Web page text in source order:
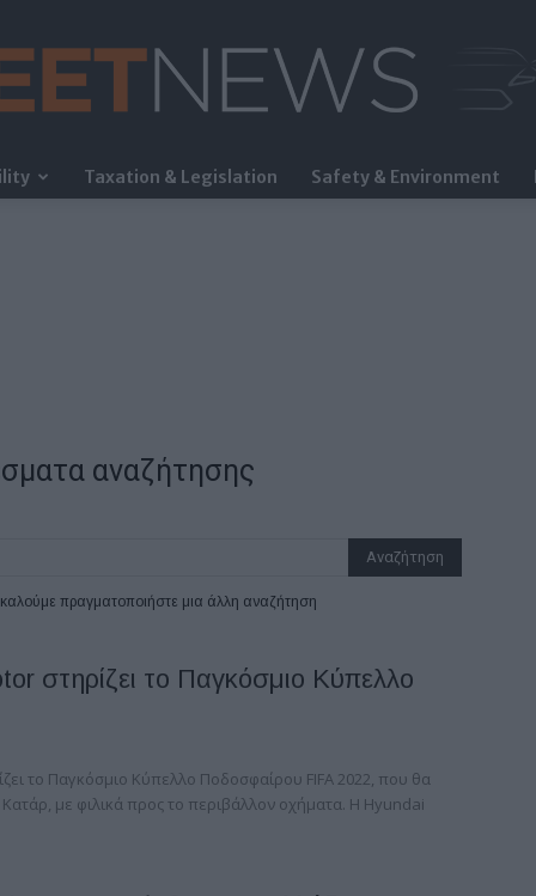
FleetNews
Taxation & Legislation Safety & Environment
αναζήτησης
πραγματοποιήστε μια άλλη αναζήτηση
στηρίζει το Παγκόσμιο Κύπελλο
το Παγκόσμιο Κύπελλο Ποδοσφαίρου FIFA 2022, που θα
με φιλικά προς το περιβάλλον οχήματα. Η Hyundai